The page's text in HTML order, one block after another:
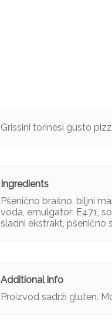
Grissini torinesi gusto
Pšenično brašno, biljni
voda, emulgator: E471,
sladni ekstrakt, pšenično
Proizvod sadrži gluten.